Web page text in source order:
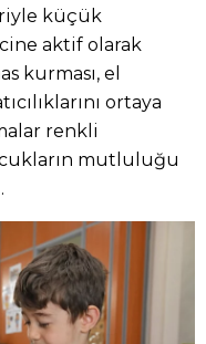
küçük
aktif olarak
kurması, el
ortaya
renkli
mutluluğu